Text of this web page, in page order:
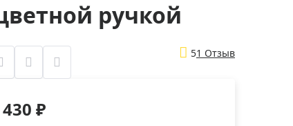
Цифровые уровни и угломеры
Электроизмерительные приборы
Приборы неразрушающего контроля
Приборы теплового контроля
ручкой
51 Отзыв
430 ₽